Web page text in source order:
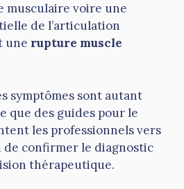
musculaire voire une
de l’articulation
une rupture muscle
symptômes sont autant
que des guides pour le
les professionnels vers
de confirmer le diagnostic
thérapeutique.